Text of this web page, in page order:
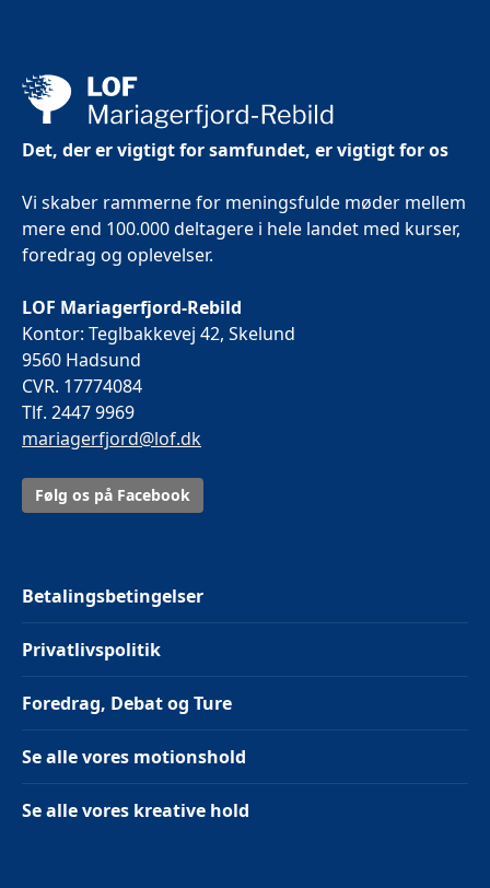
Det, der er vigtigt for samfundet, er vigtigt for os
Vi skaber rammerne for meningsfulde møder mellem
mere end 100.000 deltagere i hele landet med kurser,
foredrag og oplevelser.
LOF Mariagerfjord-Rebild
Kontor: Teglbakkevej 42, Skelund
9560 Hadsund
CVR. 17774084
Tlf. 2447 9969
mariagerfjord@lof.dk
Følg os på Facebook
Betalingsbetingelser
Privatlivspolitik
Foredrag, Debat og Ture
Se alle vores motionshold
Se alle vores kreative hold